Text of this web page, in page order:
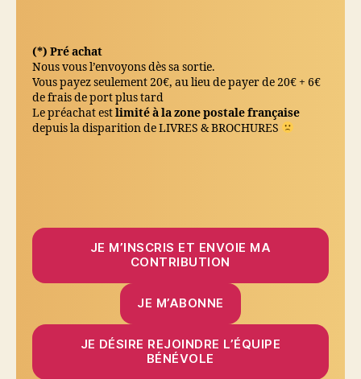
€
(*) Pré achat
Nous vous l’envoyons dès sa sortie.
Vous payez seulement 20€, au lieu de payer de 20€ + 6€
de frais de port plus tard
Le préachat estlimité à la zone postale française
depuis la disparition de LIVRES & BROCHURES
JE M’INSCRIS ET ENVOIE MA
CONTRIBUTION
JE M’ABONNE
JE DÉSIRE REJOINDRE L’ÉQUIPE
BÉNÉVOLE